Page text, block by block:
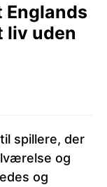
Englands
liv uden
spillere, der
og
og